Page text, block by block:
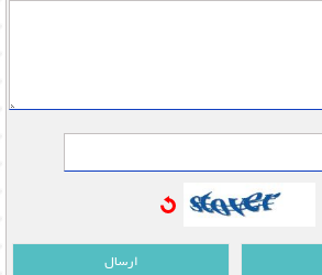
ارسال